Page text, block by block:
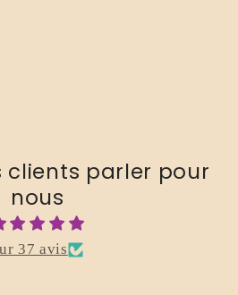
clients parler pour
nous
37 avis